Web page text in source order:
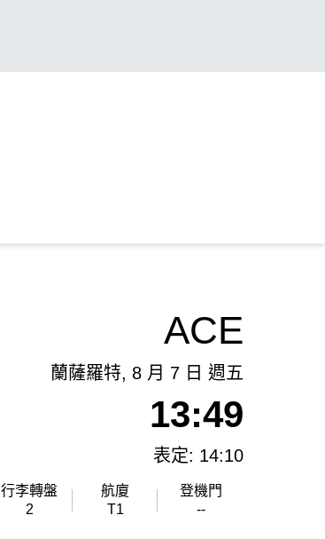
ACE
蘭薩羅特, 8 月 7 日 週五
13:49
表定: 14:10
行李轉盤
2
航廈
T1
登機門
--